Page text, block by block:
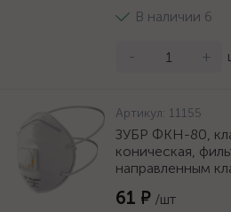
В наличии 6
- +
Артикул: 11155
ЗУБР ФКН-80,
коническая,
направленным
61 ₽ /шт